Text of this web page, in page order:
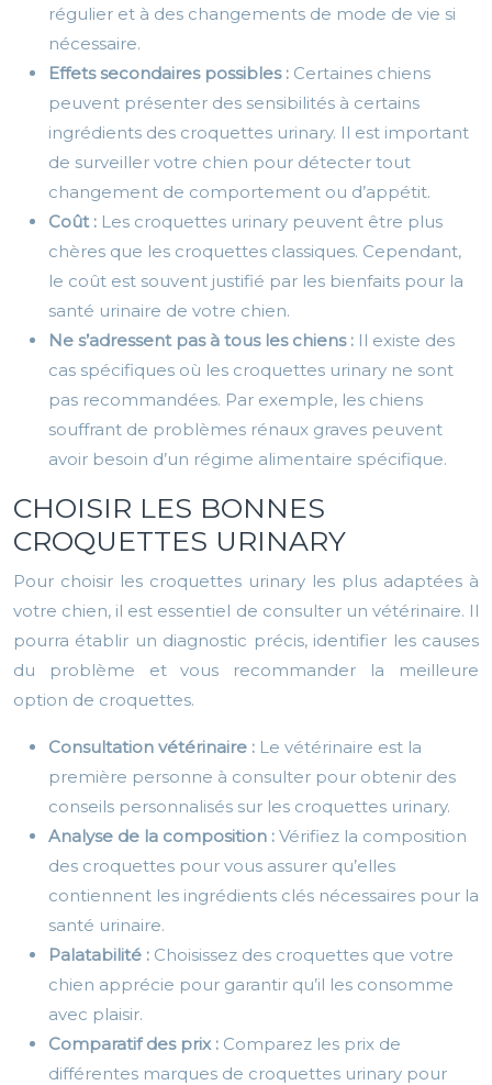
régulier et à des changements de mode de vie si
nécessaire.
Effets secondaires possibles : Certaines chiens
peuvent présenter des sensibilités à certains
ingrédients des croquettes urinary. Il est important
de surveiller votre chien pour détecter tout
changement de comportement ou d’appétit.
Coût : Les croquettes urinary peuvent être plus
chères que les croquettes classiques. Cependant,
le coût est souvent justifié par les bienfaits pour la
santé urinaire de votre chien.
Ne s’adressent pas à tous les chiens : Il existe des
cas spécifiques où les croquettes urinary ne sont
pas recommandées. Par exemple, les chiens
souffrant de problèmes rénaux graves peuvent
avoir besoin d’un régime alimentaire spécifique.
CHOISIR LES BONNES
CROQUETTES URINARY
Pour choisir les croquettes urinary les plus adaptées à
votre chien, il est essentiel de consulter un vétérinaire. Il
pourra établir un diagnostic précis, identifier les causes
du problème et vous recommander la meilleure
option de croquettes.
Consultation vétérinaire : Le vétérinaire est la
première personne à consulter pour obtenir des
conseils personnalisés sur les croquettes urinary.
Analyse de la composition : Vérifiez la composition
des croquettes pour vous assurer qu’elles
contiennent les ingrédients clés nécessaires pour la
santé urinaire.
Palatabilité : Choisissez des croquettes que votre
chien apprécie pour garantir qu’il les consomme
avec plaisir.
Comparatif des prix : Comparez les prix de
différentes marques de croquettes urinary pour